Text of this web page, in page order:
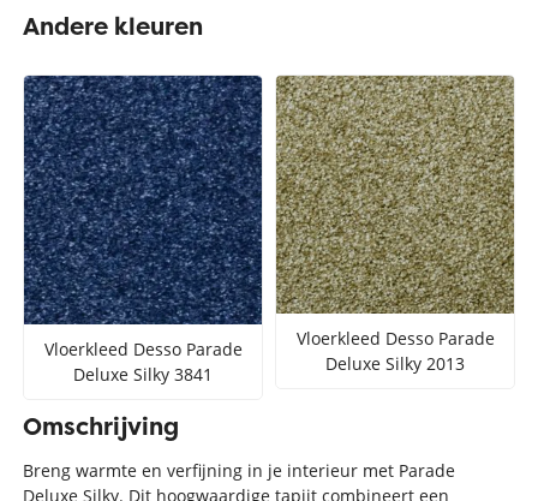
Andere kleuren
Vloerkleed Desso Parade
Deluxe Silky 3841
Vloerkleed Desso Parade
Deluxe Silky 2013
Omschrijving
Breng warmte en verfijning in je interieur met Parade
Deluxe Silky. Dit hoogwaardige tapijt combineert een